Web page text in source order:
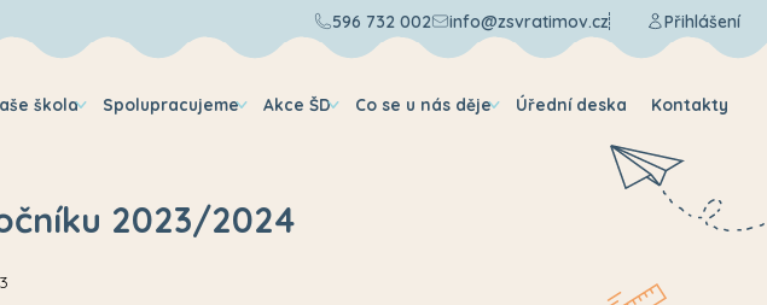
596 732 002 info@zsvratimov.cz Přihlášení
škola Spolupracujeme Akce ŠD Co se u nás děje Úřední deska Kontakty
2023/2024